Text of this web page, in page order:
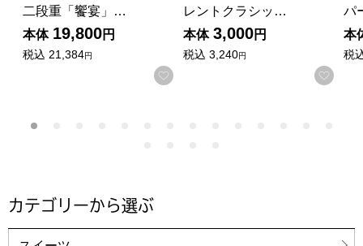
二段重「饗宴」…
本体 19,800円
税込 21,384円
お気に入りに登録する
レントクラシッ…
本体 3,000円
税込 3,240円
お気
パ
本
税
カテゴリーから選ぶ